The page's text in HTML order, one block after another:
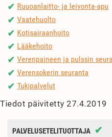
✔ Ruuoanlaitto- ja leivonta-apu
✔ Vaatehuolto
✔ Kotisairaanhoito
✔ Lääkehoito
✔ Verenpaineen ja pulssin
✔ Verensokerin seuranta
✔ Tukipalvelut
Tiedot päivitetty 27.4.2019
PALVELUSETELITUOTTAJA ✔